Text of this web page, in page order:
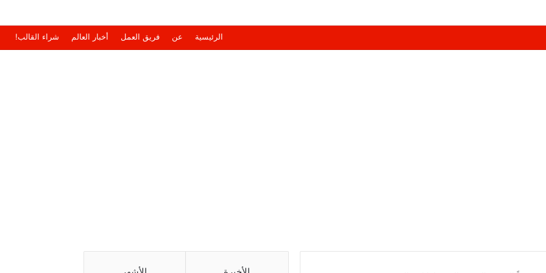
الرئيسية عن فريق العمل أخبار العالم شراء القالب!